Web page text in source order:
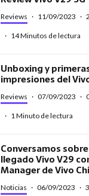
Reviews · 11/09/2023 ·
· 14 Minutos de lectura
Unboxing y
impresiones del
Reviews · 07/09/2023 ·
· 1 Minuto de lectura
Conversamos
llegado Vivo V29
Manager de Vivo
Noticias · 06/09/2023 ·